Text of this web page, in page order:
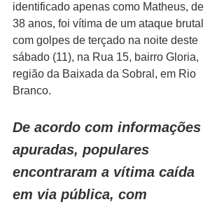
identificado apenas como Matheus, de
38 anos, foi vítima de um ataque brutal
com golpes de terçado na noite deste
sábado (11), na Rua 15, bairro Gloria,
região da Baixada da Sobral, em Rio
Branco.
De acordo com informações
apuradas, populares
encontraram a vítima caída
em via pública, com